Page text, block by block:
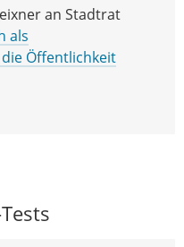
an Stadtrat
als
Öffentlichkeit